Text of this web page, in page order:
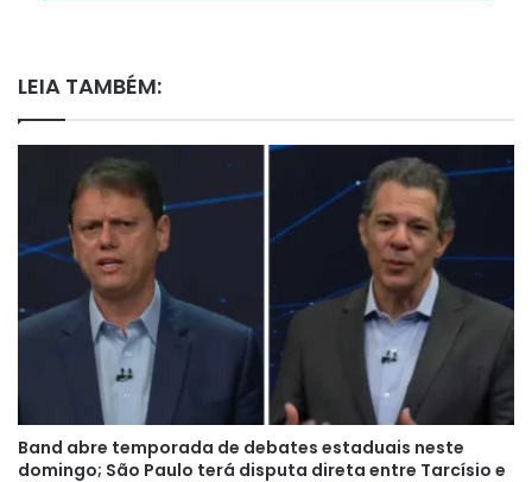
LEIA TAMBÉM:
Band abre temporada de debates estaduais neste
domingo; São Paulo terá disputa direta entre Tarcísio e